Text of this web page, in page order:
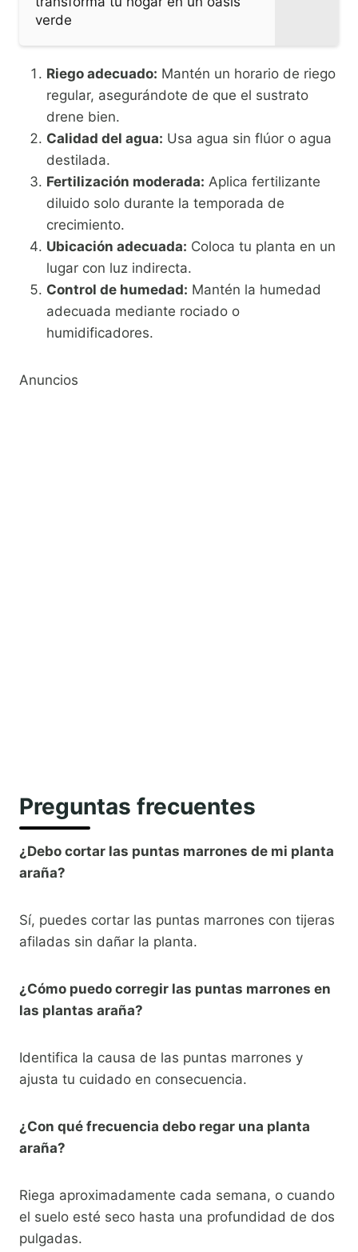
verde
Riego adecuado: Mantén un horario de riego
regular, asegurándote de que el sustrato
drene bien.
Calidad del agua: Usa agua sin flúor o agua
destilada.
Fertilización moderada: Aplica fertilizante
diluido solo durante la temporada de
crecimiento.
Ubicación adecuada: Coloca tu planta en un
lugar con luz indirecta.
Control de humedad: Mantén la humedad
adecuada mediante rociado o
humidificadores.
Anuncios
Preguntas frecuentes
¿Debo cortar las puntas marrones de mi planta
araña?
Sí, puedes cortar las puntas marrones con tijeras
afiladas sin dañar la planta.
¿Cómo puedo corregir las puntas marrones en
las plantas araña?
Identifica la causa de las puntas marrones y
ajusta tu cuidado en consecuencia.
¿Con qué frecuencia debo regar una planta
araña?
Riega aproximadamente cada semana, o cuando
el suelo esté seco hasta una profundidad de dos
pulgadas.